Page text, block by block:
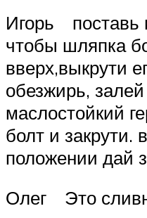
Игорь поставь
чтобы шляпка
вверх,выкрути
обезжирь,
маслостойкий
болт и закрути.
положении дай
Олег Это